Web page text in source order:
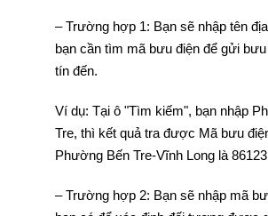
– Trường hợp 1: Bạn sẽ nhập tên
bạn cần tìm mã bưu điện để gửi
tín đến.
Ví dụ: Tại ô "Tìm kiếm", bạn nhập
Tre, thì kết quả tra được Mã bưu
Phường Bến Tre-Vĩnh Long là
– Trường hợp 2: Bạn sẽ nhập mã